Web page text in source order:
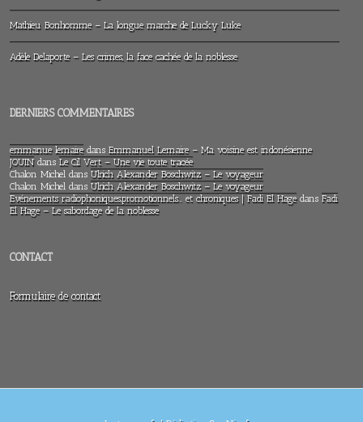
Mathieu Bonhomme – La longue marche de Lucky Luke
Adèle Delaporte – Les crimes, la face cachée de la noblesse
DERNIERS COMMENTAIRES
emmanue lemairedans Emmanuel Lemaire – Ma voisine est indonésienne
JOUINdans Le Cil Vert – Une vie toute tracée
Chalon Michel dans Ulrich Alexander Boschwitz – Le voyageur
Chalon Michel dans Ulrich Alexander Boschwitz – Le voyageur
Evénements radiophoniques,promotionnels… et chroniques | Fadi El Hagedans Fadi
El Hage – Le sabordage de la noblesse
CONTACT
Formulaire de contact